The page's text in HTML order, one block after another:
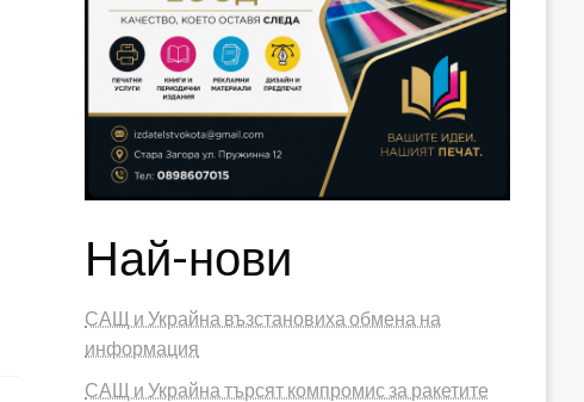
Най-нови
САЩ и Украйна възстановиха обмена на
информация
САЩ и Украйна търсят компромис за ракетите